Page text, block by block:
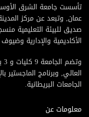
صديق للبيئة التعليمية
الأكاديمية والإدارية
العالي, وبرنامج
الجامعات البريطانية.
معلومات عن